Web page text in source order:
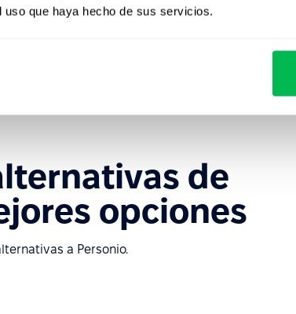
que haya hecho de sus servicios.
funciones básicas) y Core Pro (que
Sin embargo, la empresa no presenta
de
opciones
a Personio.